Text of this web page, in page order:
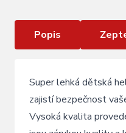
Popis
Super lehká dětská
zajistí bezpečnost
Vysoká kvalita